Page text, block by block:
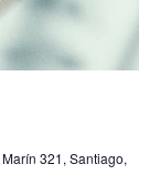
Marín 321, Santiago,